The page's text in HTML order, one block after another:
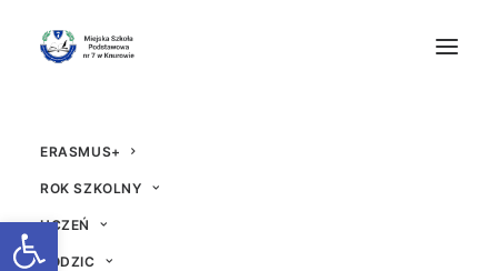
Otwórz pasek narzędzi
ERASMUS+
ROK SZKOLNY
UCZEŃ
RODZIC